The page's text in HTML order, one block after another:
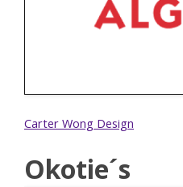
Carter Wong Design
Okotie´s